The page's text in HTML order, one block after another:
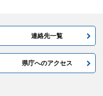
連絡先一覧
県庁へのアクセス